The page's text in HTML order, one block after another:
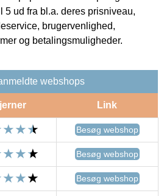
5 ud fra bl.a. deres prisniveau,
brugervenlighed,
og betalingsmuligheder.
webshops
Link
Besøg webshop
Besøg webshop
Besøg webshop